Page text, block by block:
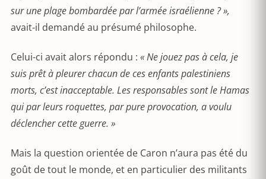
sur une plage bombardée par l’armée israélienne ? »,
avait-il demandé au présumé philosophe.
Celui-ci avait alors répondu : « Ne jouez pas à cela, je
suis prêt à pleurer chacun de ces enfants palestiniens
morts, c’est inacceptable. Les responsables sont le Hamas
qui par leurs roquettes, par pure provocation, a voulu
déclencher cette guerre. »
Mais la question orientée de Caron n’aura pas été du
goût de tout le monde, et en particulier des militants